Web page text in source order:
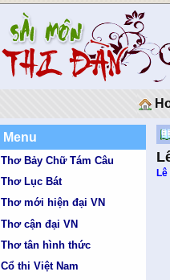
Menu
Thơ Bảy Chữ Tám Câu
Thơ Lục Bát
Thơ mới hiện đại VN
Thơ cận đại VN
Thơ tân hình thức
Cổ thi Việt Nam